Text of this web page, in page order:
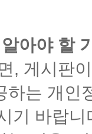
아야 할
, 게시판
하는 개인
기 바랍